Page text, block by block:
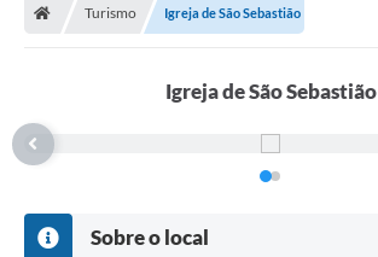
Ouvidoria
Transparência
Serviços
Turismo Igreja de São Sebastião
Igreja de São Sebastião
Sobre o local